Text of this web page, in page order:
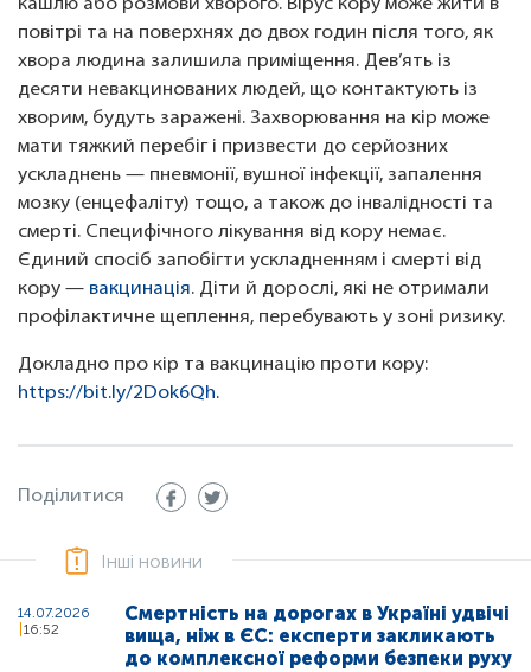
кашлю або розмови хворого. Вірус кору може жити в
повітрі та на поверхнях до двох годин після того, як
хвора людина залишила приміщення. Дев’ять із
десяти невакцинованих людей, що контактують із
хворим, будуть заражені. Захворювання на кір може
мати тяжкий перебіг і призвести до серйозних
ускладнень — пневмонії, вушної інфекції, запалення
мозку (енцефаліту) тощо, а також до інвалідності та
смерті. Специфічного лікування від кору немає.
Єдиний спосіб запобігти ускладненням і смерті від
кору — вакцинація. Діти й дорослі, які не отримали
профілактичне щеплення, перебувають у зоні ризику.
Докладно про кір та вакцинацію проти кору:
https://bit.ly/2Dok6Qh.
Поділитися
Інші новини
14.07.2026
16:52
Смертність на дорогах в Україні удвічі
вища, ніж в ЄС: експерти закликають
до комплексної реформи безпеки руху